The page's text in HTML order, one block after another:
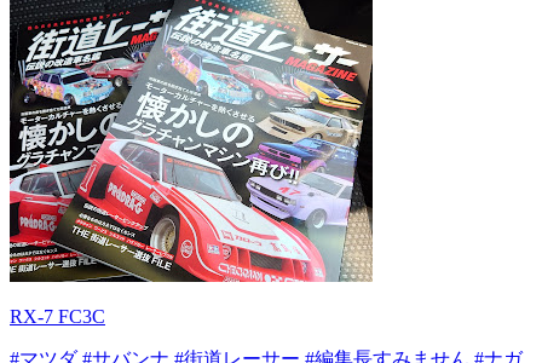
RX-7 FC3C
#マツダ #サバンナ #街道レーサー #編集長すみません #ナガ